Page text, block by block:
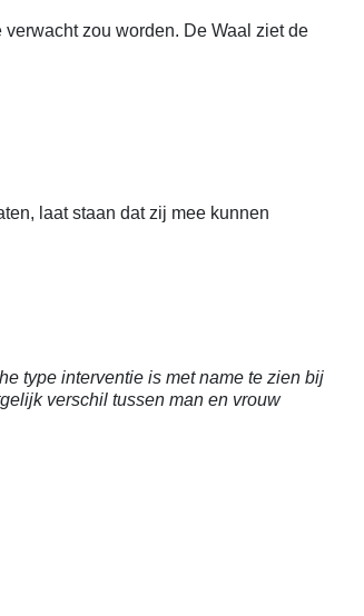
zou worden. De Waal ziet de
laat staan dat zij mee kunnen
type interventie is met name te zien bij
verschil tussen man en vrouw